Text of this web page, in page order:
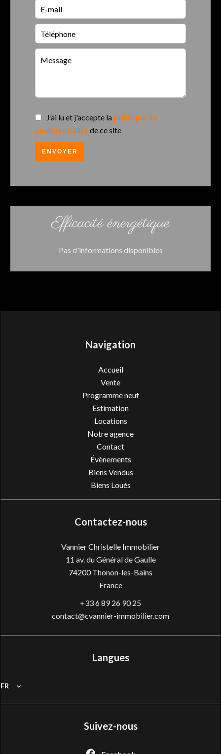
J’ai lu et j'accepte la politique de
confidentialitéde ce site
ENVOYER
Efficacité énergétique
Pas d'informations disponibles
Navigation
Accueil
Vente
Programme neuf
Estimation
Locations
Notre agence
Contact
Évènements
Biens Vendus
Biens Loués
Contactez-nous
Vannier Christelle Immobilier
11 av. du Général de Gaulle
74200Thonon-les-Bains
France
+33 6 89 26 90 25
contact@cvannier-immobilier.com
Langues
FR
Suivez-nous